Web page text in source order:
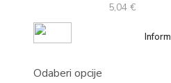
5,04 €
Odaberi opcije